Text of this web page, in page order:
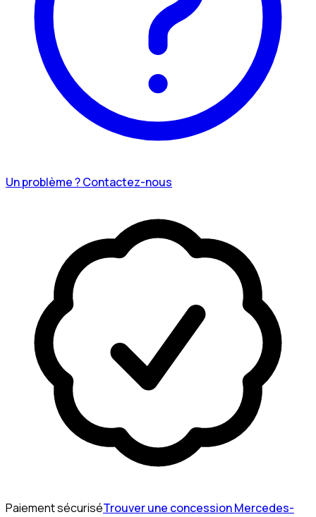
Un problème ? Contactez-nous
Paiement sécuriséTrouver une concession Mercedes-